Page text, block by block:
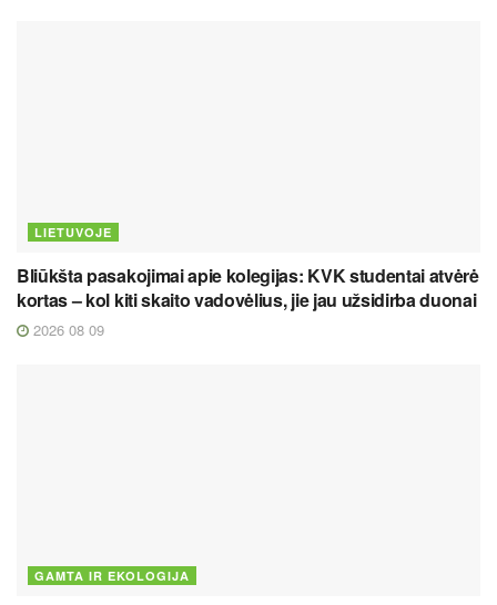
LIETUVOJE
Bliūkšta pasakojimai apie kolegijas: KVK studentai atvėrė
kortas – kol kiti skaito vadovėlius, jie jau užsidirba duonai
2026 08 09
GAMTA IR EKOLOGIJA